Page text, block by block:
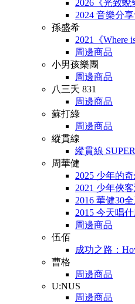
2026《光致
2024 音樂分
孫盛希
2021《Where
周邊商品
小男孩樂團
周邊商品
八三夭 831
周邊商品
蘇打綠
周邊商品
縱貫線
縱貫線
周華健
2025 少年的
2021 少年俠
2016 華健30
2015 今天唱
周邊商品
伍佰
成功之路：
曹格
周邊商品
U:NUS
周邊商品